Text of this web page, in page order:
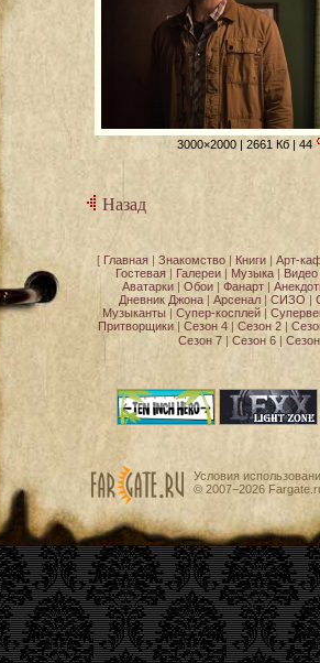
3000×2000 | 2661 Кб | 44
Назад
[ Главная| Знакомство| Книги| Арт-
Гостевая | Галереи | Музыка | Видео
Аватарки | Обои | Фанарт |
Дневник Джона| Арсенал| СИЗО |
Музыканты | Супер-косплей |
Притворщики | Сезон 4 | Сезон 2 |
Сезон 7| Сезон 6|
Условия
© 2007−2026